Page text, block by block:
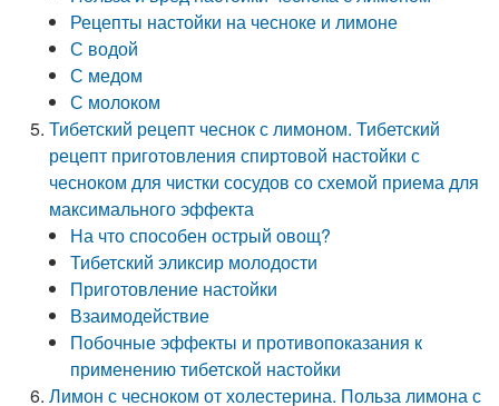
Рецепты настойки на чесноке и лимоне
С водой
С медом
С молоком
Тибетский рецепт чеснок с лимоном. Тибетский
рецепт приготовления спиртовой настойки с
чесноком для чистки сосудов со схемой приема для
максимального эффекта
На что способен острый овощ?
Тибетский эликсир молодости
Приготовление настойки
Взаимодействие
Побочные эффекты и противопоказания к
применению тибетской настойки
Лимон с чесноком от холестерина. Польза лимона с